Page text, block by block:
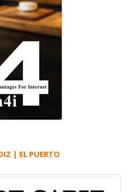
| EL PUERTO